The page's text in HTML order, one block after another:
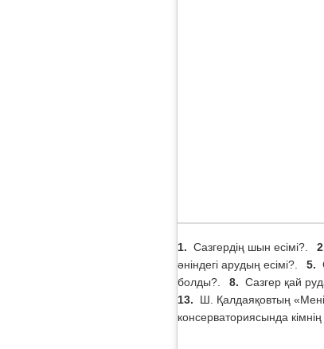
1. Сазгердің шын есімі?.
әніндегі арудың есімі?.
5.
болды?.
8. Сазгер қай
13.
Ш. Қалдаяқовтың
консерваториясында